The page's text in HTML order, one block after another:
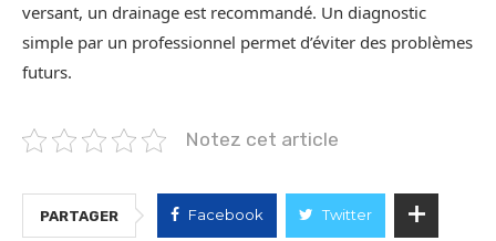
versant, un drainage est recommandé. Un diagnostic
simple par un professionnel permet d’éviter des problèmes
futurs.
Notez cet article
PARTAGER Facebook Twitter